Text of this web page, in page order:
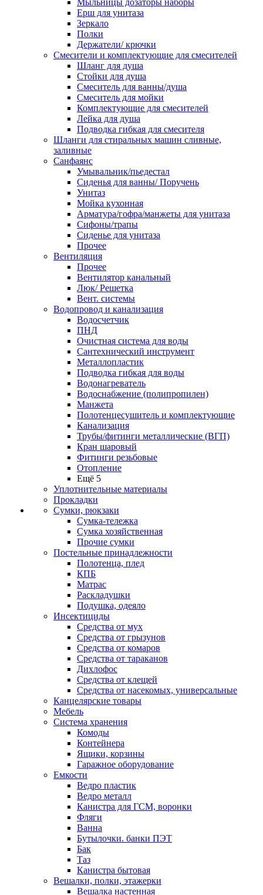
Мыльницы дозаторы наборы
Ерш для унитаза
Зеркало
Полки
Держатели/ крючки
Смесители и комплектующие для смесителей
Шланг для душа
Стойки для душа
Смеситель для ванны/душа
Смеситель для мойки
Комплектующие для смесителей
Лейка для душа
Подводка гибкая для смесителя
Шланги для стиральных машин сливные,
заливные
Санфаянс
Умывальник/пьедестал
Сиденья для ванны/ Поручень
Унитаз
Мойка кухонная
Арматура/гофра/манжеты для унитаза
Сифоны/трапы
Сиденье для унитаза
Прочее
Вентиляция
Прочее
Вентилятор канальный
Люк/ Решетка
Вент. системы
Водопровод и канализация
Водосчетчик
ПНД
Очистная система для воды
Сантехнический инструмент
Металлопластик
Подводка гибкая для воды
Водонагреватель
Водоснабжение (полипропилен)
Манжета
Полотенцесушитель и комплектующие
Канализация
Трубы/фитинги металлические (ВГП)
Кран шаровый
Фитинги резьбовые
Отопление
Ещё 5
Уплотнительные материалы
Прокладки
Сумки, рюкзаки
Сумка-тележка
Сумка хозяйственная
Прочие сумки
Постельные принадлежности
Полотенца, плед
КПБ
Матрас
Раскладушки
Подушка, одеяло
Инсектициды
Средства от мух
Средства от грызунов
Средства от комаров
Средства от тараканов
Дихлофос
Средства от клещей
Средства от насекомых, универсальные
Канцелярские товары
Мебель
Система хранения
Комоды
Контейнера
Ящики, корзины
Гаражное оборудование
Емкости
Ведро пластик
Ведро металл
Канистра для ГСМ, воронки
Фляги
Ванна
Бутылочки. банки ПЭТ
Бак
Таз
Канистра бытовая
Вешалки, полки, этажерки
Вешалка настенная